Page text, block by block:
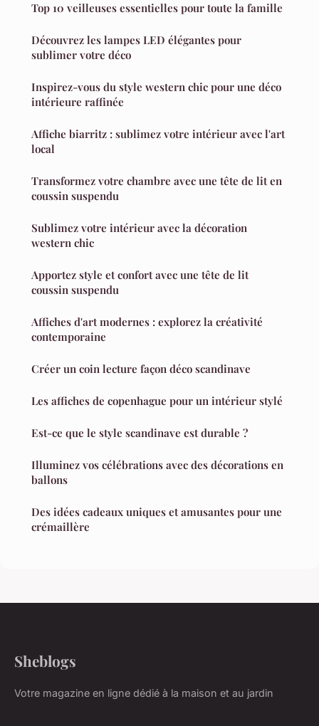
Top 10 veilleuses essentielles pour toute la famille
Découvrez les lampes LED élégantes pour
sublimer votre déco
Inspirez-vous du style western chic pour une déco
intérieure raffinée
Affiche biarritz : sublimez votre intérieur avec l'art
local
Transformez votre chambre avec une tête de lit en
coussin suspendu
Sublimez votre intérieur avec la décoration
western chic
Apportez style et confort avec une tête de lit
coussin suspendu
Affiches d'art modernes : explorez la créativité
contemporaine
Créer un coin lecture façon déco scandinave
Les affiches de copenhague pour un intérieur stylé
Est-ce que le style scandinave est durable ?
Illuminez vos célébrations avec des décorations en
ballons
Des idées cadeaux uniques et amusantes pour une
crémaillère
Sheblogs
Votre magazine en ligne dédié à la maison et au jardin